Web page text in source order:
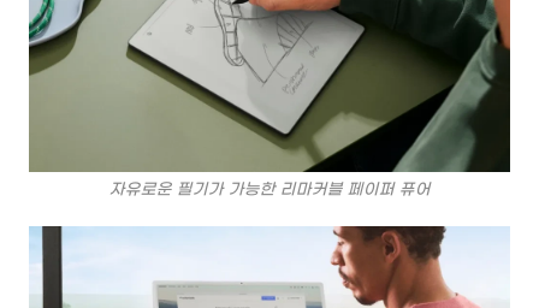
자유로운 필기가 가능한 리마커블 페이퍼 퓨어